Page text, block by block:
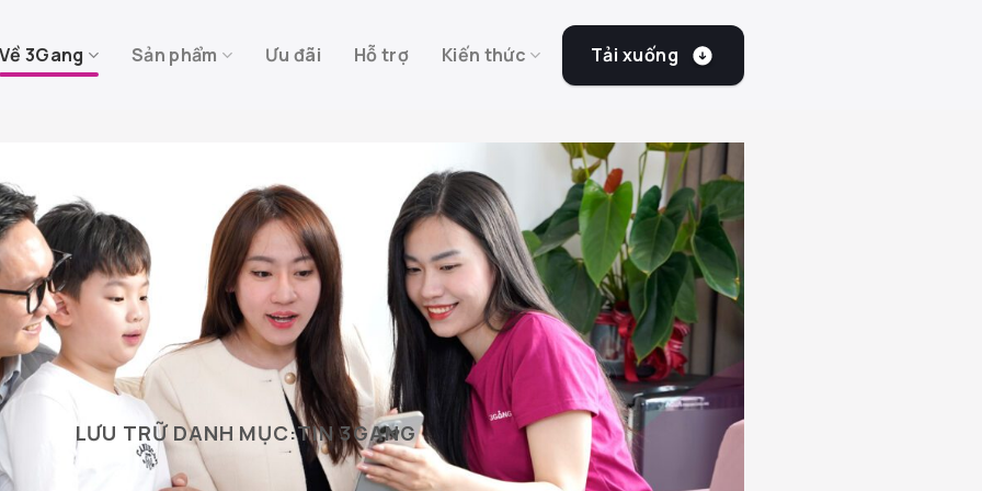
Về 3Gang Sản phẩm Ưu đãi Hỗ trợ Kiến thức Tải xuống
LƯU TRỮ DANH MỤC:TIN 3GANG